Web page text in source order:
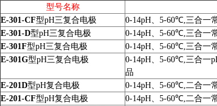
型号名称
E-301-CF型pH三复合电极 0-14pH、 5-60℃,三合一
E-301-D型pH三复合电极 0-14pH、 5-60℃,三合一
E-301F型pH三复合电极 0-14pH、 5-60℃,三合一
E-301G型pH三复合电极 0-14pH、 5-60℃,三合一
品
E-201D型pH复合电极 0-14pH、 5-60℃,二合一
E-201-CF型pH复合电极 0-14pH、 5-60℃,二合一